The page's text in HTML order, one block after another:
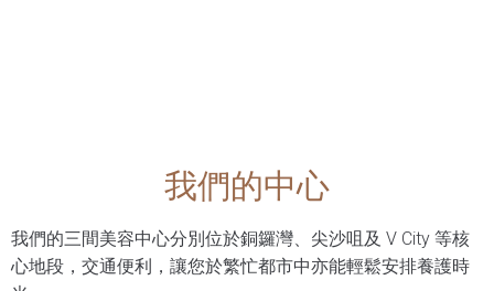
我們的中心
我們的三間美容中心分別位於銅鑼灣、尖沙咀及 V City 等核
心地段，交通便利，讓您於繁忙都市中亦能輕鬆安排養護時